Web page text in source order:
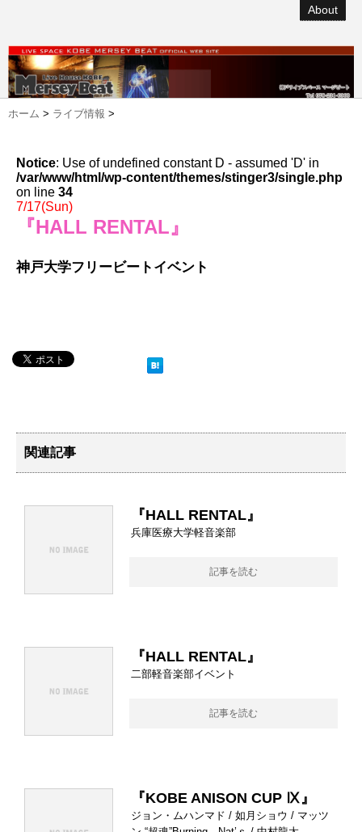
About
ホーム > ライブ情報 >
Notice: Use of undefined constant D - assumed 'D' in
/var/www/html/wp-content/themes/stinger3/single.php
on line 34
7/17(Sun)
『HALL RENTAL』
神戸大学フリービートイベント
関連記事
『HALL RENTAL』
兵庫医療大学軽音楽部
記事を読む
『HALL RENTAL』
二部軽音楽部イベント
記事を読む
『KOBE ANISON CUP Ⅸ』
ジョン・ムハンマド / 如月ショウ / マッツ